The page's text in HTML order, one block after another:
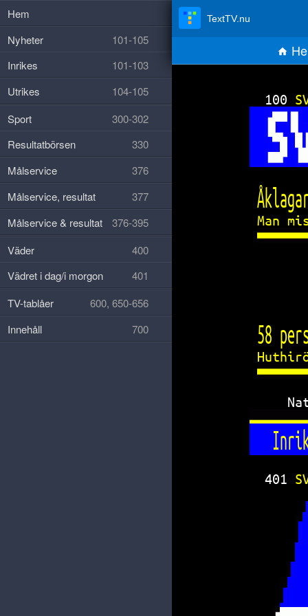
100
Man
58
401
TextTV.nu
Hem
Nyheter
101-105
Inrikes
101-103
Utrikes
104-105
Sport
300-302
Resultatbörsen
330
Målservice
376
Målservice, resultat
377
Målservice & resultat
376-395
Väder
400
Vädret i dag/i morgon
401
TV-tablåer
600, 650-656
Innehåll
700